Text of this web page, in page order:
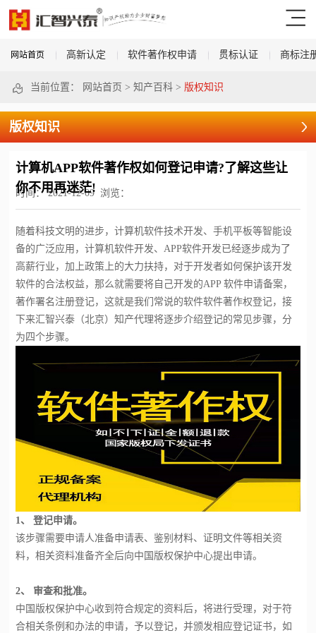
网站首页 高新认定 软件著作权申请 贯标认证 商标注
当前位置： 网站首页 > 知产百科 > 版权知识
版权知识
计算机APP软件著作权如何登记申请?了解这些让
你不用再迷茫!
时间： 2021-12-09 浏览：
随着科技文明的进步，计算机软件技术开发、手机平板等智能设
备的广泛应用，计算机软件开发、APP软件开发已经逐步成为了
高薪行业，加上政策上的大力扶持，对于开发者如何保护该开发
软件的合法权益，那么就需要将自己开发的APP 软件申请备案，
著作署名注册登记，这就是我们常说的软件软件著作权登记，接
下来汇智兴泰（北京）知产代理将逐步介绍登记的常见步骤，分
为四个步骤。
1、 登记申请。
该步骤需要申请人准备申请表、鉴别材料、证明文件等相关资
料，相关资料准备齐全后向中国版权保护中心提出申请。
2、 审查和批准。
中国版权保护中心收到符合规定的资料后，将进行受理，对于符
合相关条例和办法的申请，予以登记，并颁发相应登记证书，如